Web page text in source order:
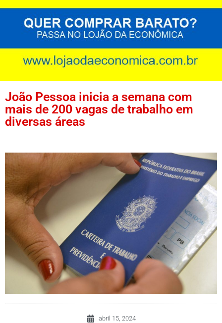
João Pessoa inicia a semana com
mais de 200 vagas de trabalho em
diversas áreas
abril 15, 2024